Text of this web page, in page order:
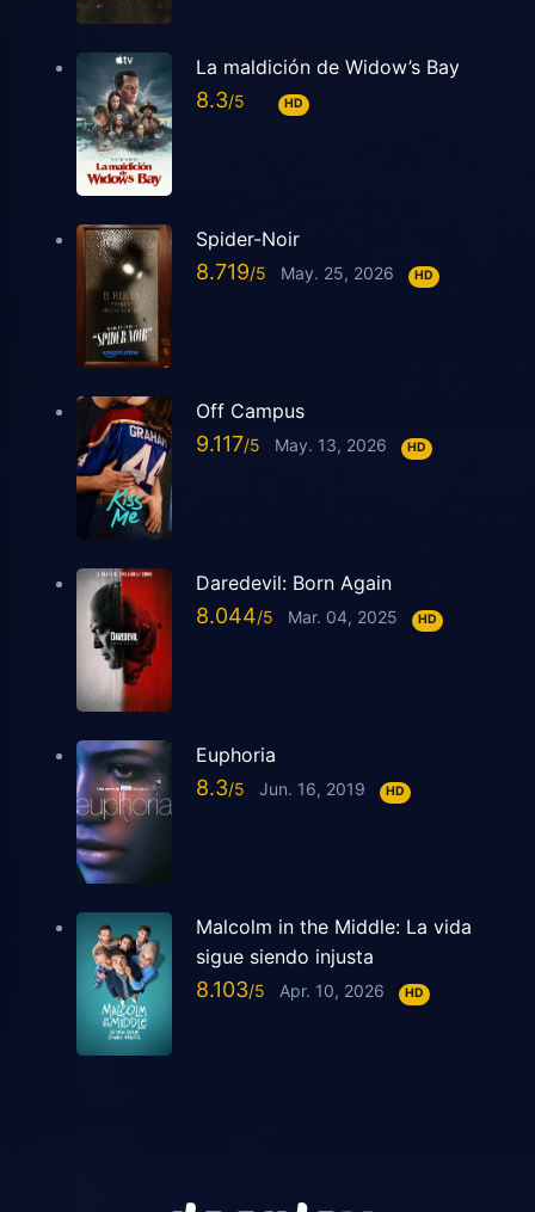
La maldición de Widow’s Bay
8.3 HD
Spider-Noir
8.719 May. 25, 2026 HD
Off Campus
9.117 May. 13, 2026 HD
Daredevil: Born Again
8.044 Mar. 04, 2025 HD
Euphoria
8.3 Jun. 16, 2019 HD
Malcolm in the Middle: La vida
sigue siendo injusta
8.103 Apr. 10, 2026 HD